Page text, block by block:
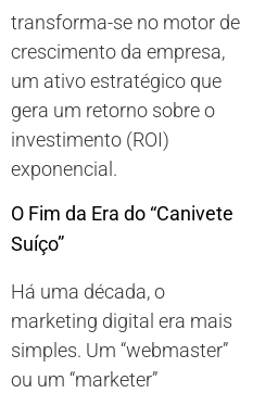
transforma-se no motor de
crescimento da empresa,
um ativo estratégico que
gera um retorno sobre o
investimento (ROI)
exponencial.
O Fim da Era do “Canivete
Suíço”
Há uma década, o
marketing digital era mais
simples. Um “webmaster”
ou um “marketer”